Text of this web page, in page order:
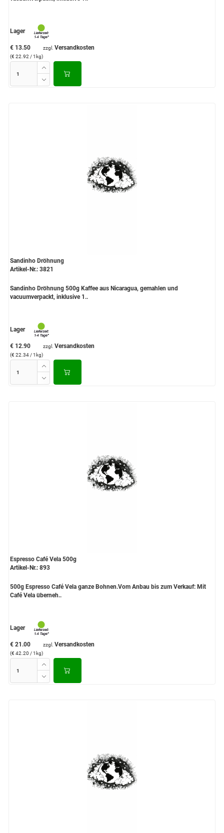
Lager
€ 13.50
(€ 22.92 / 1kg)
zzgl. Versandkosten
Sandinho Dröhnung
Artikel-Nr.: 3821
Sandinho Dröhnung 500g Kaffee aus Nicaragua, gemahlen und
vacuumverpackt, inklusive 1..
Lager
€ 12.90
(€ 22.34 / 1kg)
zzgl. Versandkosten
Espresso Café Vela 500g
Artikel-Nr.: 893
500g Espresso Café Vela ganze Bohnen.Vom Anbau bis zum Verkauf: Mit
Café Vela überneh..
Lager
€ 21.00
(€ 42.20 / 1kg)
zzgl. Versandkosten